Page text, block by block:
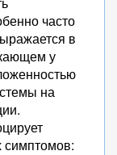
часто
в
у
на
симптомов: